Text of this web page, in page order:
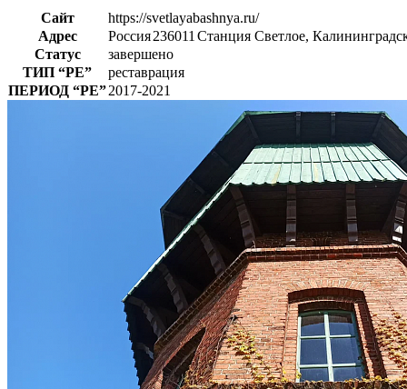
Сайт
https://svetlayabashnya.ru/
Адрес
Россия236011 Станция Светлое,
Статус
завершено
ТИП “РЕ”
реставрация
ПЕРИОД “РЕ”2017-2021